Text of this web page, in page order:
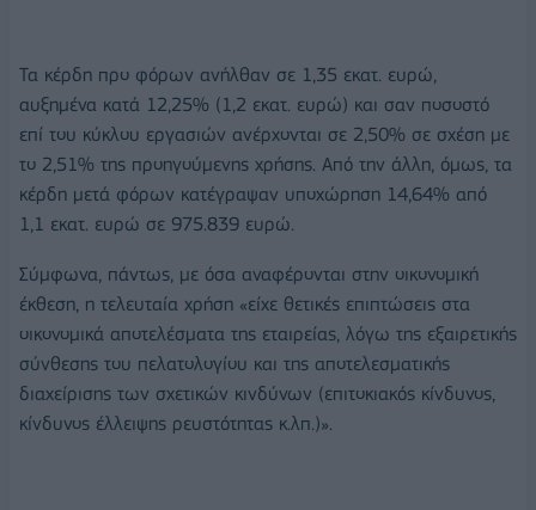
Τα κέρδη προ φόρων ανήλθαν σε 1,35 εκατ. ευρώ,
αυξημένα κατά 12,25% (1,2 εκατ. ευρώ) και σαν ποσοστό
επί του κύκλου εργασιών ανέρχονται σε 2,50% σε σχέση με
το 2,51% της προηγούμενης χρήσης. Από την άλλη, όμως, τα
κέρδη μετά φόρων κατέγραψαν υποχώρηση 14,64% από
1,1 εκατ. ευρώ σε 975.839 ευρώ.
Σύμφωνα, πάντως, με όσα αναφέρονται στην οικονομική
έκθεση, η τελευταία χρήση «είχε θετικές επιπτώσεις στα
οικονομικά αποτελέσματα της εταιρείας, λόγω της εξαιρετικής
σύνθεσης του πελατολογίου και της αποτελεσματικής
διαχείρισης των σχετικών κινδύνων (επιτοκιακός κίνδυνος,
κίνδυνος έλλειψης ρευστότητας κ.λπ.)».